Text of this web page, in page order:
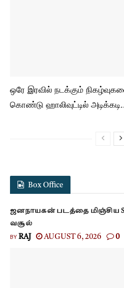
ஒரே இரவில் நடக்கும்
கொண்டு ஹாலிவுட்டில்
Box Office
ஜனநாயகன் படத்தை மிஞ்சிய
வசூல்
BY RAJ AUGUST 6, 2026 0